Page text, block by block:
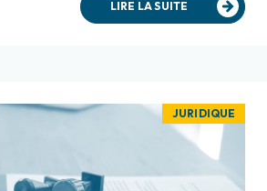
LIRE LA SUITE
JURIDIQUE